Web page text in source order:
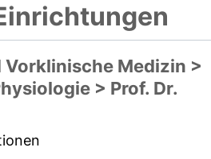
Vorklinische Medizin >
> Prof. Dr.